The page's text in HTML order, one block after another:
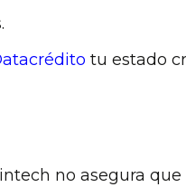
tu estado
no asegura que